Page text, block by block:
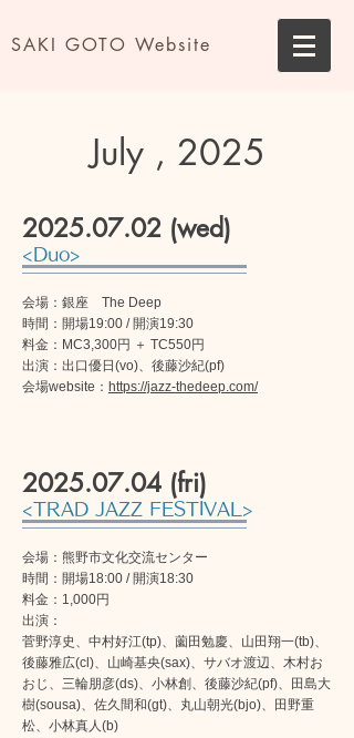
SAKI GOTO Website
July , 2025
2025.07.02 (wed)
<Duo>
会場：銀座 The Deep
時間：開場19:00 / 開演19:30
料金：MC3,300円 ＋ TC550円
出演：出口優日(vo)、 後藤沙紀(pf)
​会場website： https://jazz-thedeep.com/
2025.07.04 (fri)
<TRAD JAZZ FESTIVAL>
会場：熊野市文化交流センター
時間：開場18:00 / 開演18:30
料金：1,000円
​出演：
菅野淳史、中村好江(tp)、薗田勉慶、山田翔一(tb)、
後藤雅広(cl)、山崎基央(sax)、サバオ渡辺、木村お
おじ、三輪朋彦(ds)、小林創、後藤沙紀(pf)、田島大
樹(sousa)、佐久間和(gt)、丸山朝光(bjo)、田野重
松、小林真人(b)